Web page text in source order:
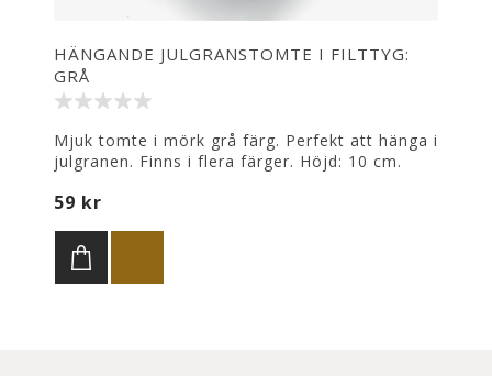
HÄNGANDE JULGRANSTOMTE I FILTTYG:
GRÅ
Mjuk tomte i mörk grå färg. Perfekt att hänga i
julgranen. Finns i flera färger. Höjd: 10 cm.
59 kr